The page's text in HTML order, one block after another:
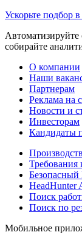
Ускорьте подбор
Автоматизируйте
собирайте
О компании
Наши
Партнерам
Реклама на
Новости и
Инвесторам
Кандидаты
Безопасный
HeadHunter
Поиск
Поиск по
Мобильное